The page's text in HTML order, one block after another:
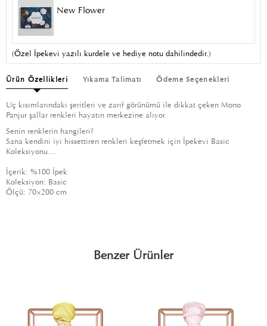
New Flower
(Özel İpekevi yazılı kurdele ve hediye notu dahilindedir.)
Ürün Özellikleri Yıkama Talimatı Ödeme Seçenekleri
Uç kısımlarındaki şeritleri ve zarif görünümü ile dikkat çeken Mono
Panjur şallar renkleri hayatın merkezine alıyor.
Senin renklerin hangileri?
Sana kendini iyi hissettiren renkleri keşfetmek için İpekevi Basic
Koleksiyonu…
İçerik: %100 İpek
Koleksiyon: Basic
Ölçü: 70×200 cm
Benzer Ürünler